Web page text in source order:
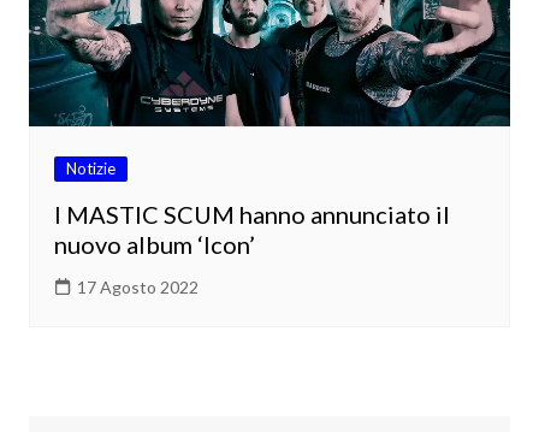
Notizie
I MASTIC SCUM hanno annunciato il
nuovo album ‘Icon’
17 Agosto 2022